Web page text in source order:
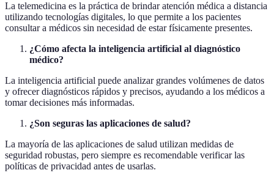
La telemedicina es la práctica de brindar atención médica a distancia
utilizando tecnologías digitales, lo que permite a los pacientes
consultar a médicos sin necesidad de estar físicamente presentes.
¿Cómo afecta la inteligencia artificial al diagnóstico
médico?
La inteligencia artificial puede analizar grandes volúmenes de datos
y ofrecer diagnósticos rápidos y precisos, ayudando a los médicos a
tomar decisiones más informadas.
¿Son seguras las aplicaciones de salud?
La mayoría de las aplicaciones de salud utilizan medidas de
seguridad robustas, pero siempre es recomendable verificar las
políticas de privacidad antes de usarlas.